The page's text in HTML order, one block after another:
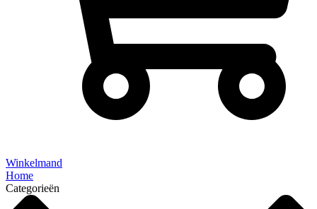
Winkelmand
Home
Categorieën